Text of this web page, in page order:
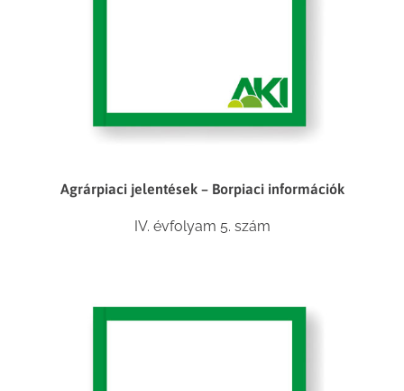
Agrárpiaci jelentések – Borpiaci információk
IV. évfolyam 5. szám